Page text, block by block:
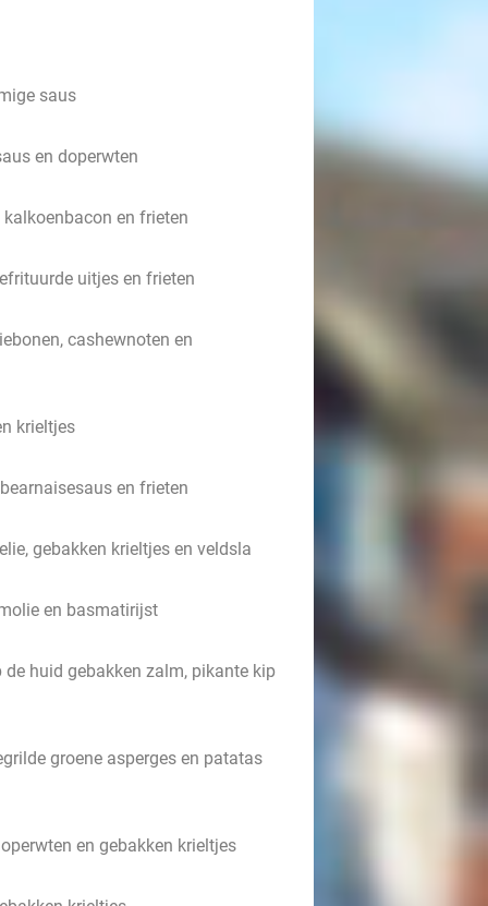
saus
en doperwten
en frieten
uitjes en frieten
cashewnoten en
krieltjes
en frieten
gebakken krieltjes en veldsla
en basmatirijst
huid gebakken zalm, pikante kip
groene asperges en patatas
en gebakken krieltjes